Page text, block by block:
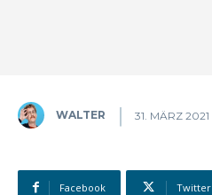
WALTER 31. MÄRZ 2021
Facebook Twitter